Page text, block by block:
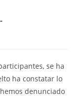
se ha
ha constatar lo
denunciado